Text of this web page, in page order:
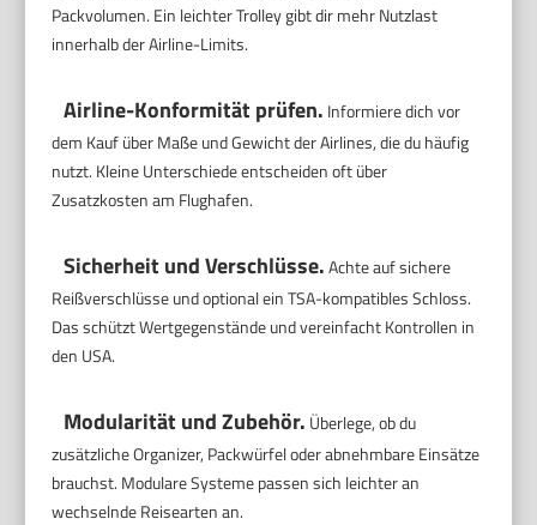
Packvolumen. Ein leichter Trolley gibt dir mehr Nutzlast
innerhalb der Airline-Limits.
Airline-Konformität prüfen. Informiere dich vor
dem Kauf über Maße und Gewicht der Airlines, die du häufig
nutzt. Kleine Unterschiede entscheiden oft über
Zusatzkosten am Flughafen.
Sicherheit und Verschlüsse.Achte auf sichere
Reißverschlüsse und optional ein TSA-kompatibles Schloss.
Das schützt Wertgegenstände und vereinfacht Kontrollen in
den USA.
Modularität und Zubehör. Überlege, ob du
zusätzliche Organizer, Packwürfel oder abnehmbare Einsätze
brauchst. Modulare Systeme passen sich leichter an
wechselnde Reisearten an.